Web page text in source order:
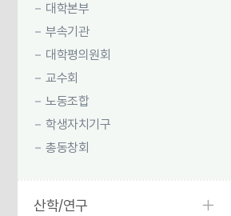
대학본부
부속기관
대학평의원회
교수회
노동조합
학생자치기구
총동창회
산학/연구